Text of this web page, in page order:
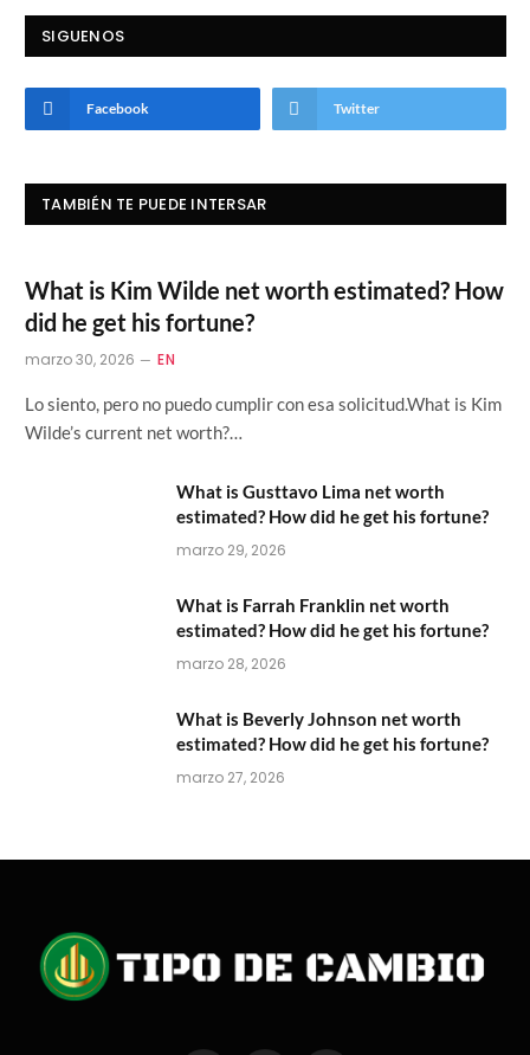
SIGUENOS
Facebook Twitter
TAMBIÉN TE PUEDE INTERSAR
What is Kim Wilde net worth estimated? How
did he get his fortune?
marzo 30, 2026 EN
Lo siento, pero no puedo cumplir con esa solicitud.What is Kim
Wilde’s current net worth?…
What is Gusttavo Lima net worth
estimated? How did he get his fortune?
marzo 29, 2026
What is Farrah Franklin net worth
estimated? How did he get his fortune?
marzo 28, 2026
What is Beverly Johnson net worth
estimated? How did he get his fortune?
marzo 27, 2026